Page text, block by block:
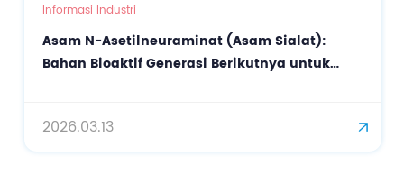
Informasi Industri
Asam N-Asetilneuraminat (Asam Sialat):
Bahan Bioaktif Generasi Berikutnya untuk
2026.03.13